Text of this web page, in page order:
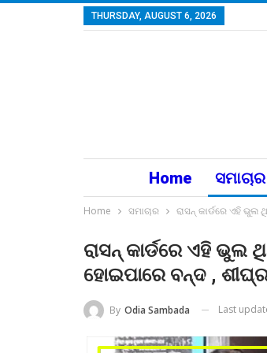
THURSDAY, AUGUST 6, 2026
Home ସମାଚାର
Home ସମାଚାର ରାସନ୍ କାର୍ଡରେ ଏହି
ରାସନ୍ କାର୍ଡରେ ଏହି ଭୁଲ
ହୋଇପାରେ ବନ୍ଦ ,
By Odia Sambada Last